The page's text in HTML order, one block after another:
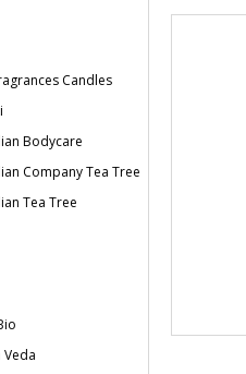
Candles
Bodycare
Company Tea Tree
Tea Tree